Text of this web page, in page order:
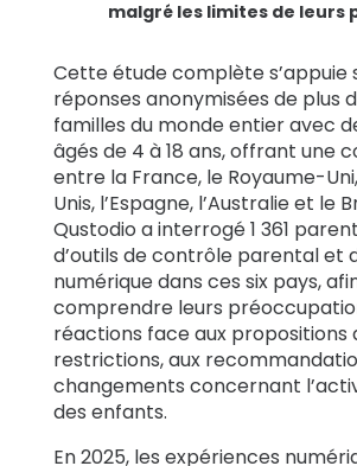
malgré les limites de leurs
Cette étude complète s’appuie
réponses anonymisées de plus
familles du monde entier avec
âgés de 4 à 18 ans, offrant une
entre la France, le Royaume-
Unis, l’Espagne, l’Australie et le
Qustodio a interrogé 1 361
d’outils de contrôle parental et
numérique dans ces six pays,
comprendre leurs
réactions face aux propositions
restrictions, aux
changements concernant
des enfants.
En 2025, les expériences